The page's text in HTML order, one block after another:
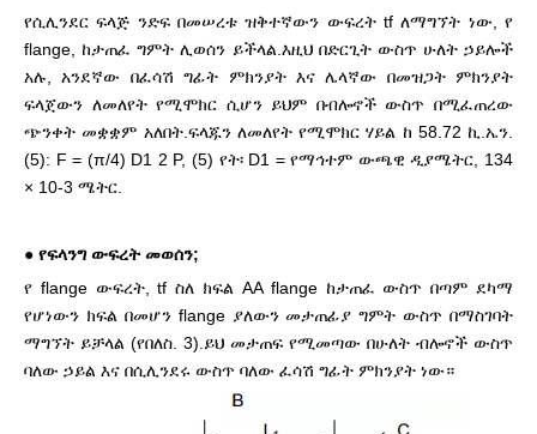
የሲሊንደር ፍላጅ ንድፍ በመሠረቱ ዝቅተኛውን ውፍረት tf ለማግኘት ነው, የ
flange, ከታጠፈ ግምት ሊወሰን ይችላል.እዚህ በድርጊት ውስጥ ሁለት ኃይሎች
አሉ, አንደኛው በፈሳሽ ግፊት ምክንያት እና ሌላኛው በመዝጋት ምክንያት
ፍላጀውን ለመለየት የሚሞክር ሲሆን ይህም በብሎኖች ውስጥ በሚፈጠረው
ጭንቀት መቋቋም አለበት.ፍላጁን ለመለየት የሚሞክር ሃይል ከ 58.72 ኪ.ኤን.
(5): F = (π/4) D1 2 P, (5) የት፡ D1 = የማኅተም ውጫዊ ዲያሜትር, 134
× 10-3 ሜትር.
● የፍላንግ ውፍረት መወሰን;
የ flange ውፍረት, tf ስለ ክፍል AA flange ከታጠፈ ውስጥ በጣም ደካማ
የሆነውን ክፍል በመሆን flange ያለውን መታጠፊያ ግምት ውስጥ በማስገባት
ማግኘት ይቻላል (የበለስ. 3).ይህ መታጠፍ የሚመጣው በሁለት ብሎኖች ውስጥ
ባለው ኃይል እና በሲሊንደሩ ውስጥ ባለው ፈሳሽ ግፊት ምክንያት ነው።